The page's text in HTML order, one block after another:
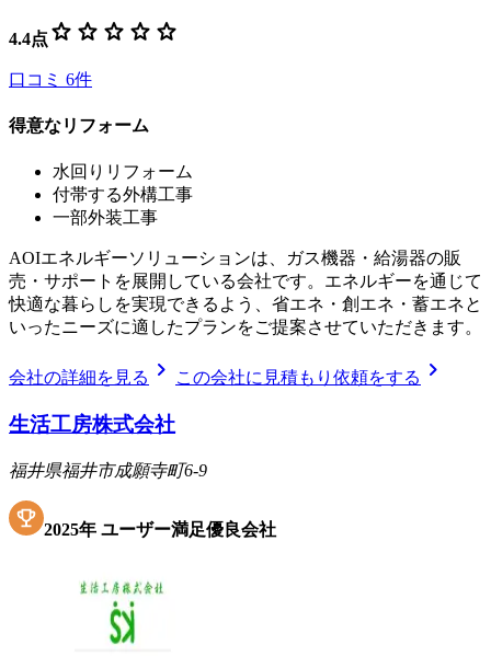
4.4点 star star star star star
口コミ 6件
得意なリフォーム
水回りリフォーム
付帯する外構工事
一部外装工事
AOIエネルギーソリューションは、ガス機器・給湯器の販
売・サポートを展開している会社です。エネルギーを通じて
快適な暮らしを実現できるよう、省エネ・創エネ・蓄エネと
いったニーズに適したプランをご提案させていただきます。
会社の詳細を見る chevron_right この会社に見積もり依頼をする chevron_right
生活工房株式会社
福井県福井市成願寺町6-9
2025年 ユーザー満足優良会社